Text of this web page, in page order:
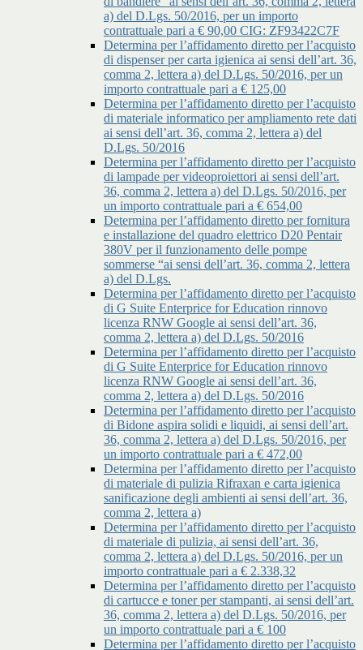
a) del D.Lgs. 50/2016, per un importo
contrattuale pari a € 90,00 CIG: ZF93422C7F
Determina per l’affidamento diretto per l’acquisto
di dispenser per carta igienica ai sensi dell’art. 36,
comma 2, lettera a) del D.Lgs. 50/2016, per un
importo contrattuale pari a € 125,00
Determina per l’affidamento diretto per l’acquisto
di materiale informatico per ampliamento rete dati
ai sensi dell’art. 36, comma 2, lettera a) del
D.Lgs. 50/2016
Determina per l’affidamento diretto per l’acquisto
di lampade per videoproiettori ai sensi dell’art.
36, comma 2, lettera a) del D.Lgs. 50/2016, per
un importo contrattuale pari a € 654,00
Determina per l’affidamento diretto per fornitura
e installazione del quadro elettrico D20 Pentair
380V per il funzionamento delle pompe
sommerse “ai sensi dell’art. 36, comma 2, lettera
a) del D.Lgs.
Determina per l’affidamento diretto per l’acquisto
di G Suite Enterprice for Education rinnovo
licenza RNW Google ai sensi dell’art. 36,
comma 2, lettera a) del D.Lgs. 50/2016
Determina per l’affidamento diretto per l’acquisto
di G Suite Enterprice for Education rinnovo
licenza RNW Google ai sensi dell’art. 36,
comma 2, lettera a) del D.Lgs. 50/2016
Determina per l’affidamento diretto per l’acquisto
di Bidone aspira solidi e liquidi, ai sensi dell’art.
36, comma 2, lettera a) del D.Lgs. 50/2016, per
un importo contrattuale pari a € 472,00
Determina per l’affidamento diretto per l’acquisto
di materiale di pulizia Rifraxan e carta igienica
sanificazione degli ambienti ai sensi dell’art. 36,
comma 2, lettera a)
Determina per l’affidamento diretto per l’acquisto
di materiale di pulizia, ai sensi dell’art. 36,
comma 2, lettera a) del D.Lgs. 50/2016, per un
importo contrattuale pari a € 2.338,32
Determina per l’affidamento diretto per l’acquisto
di cartucce e toner per stampanti, ai sensi dell’art.
36, comma 2, lettera a) del D.Lgs. 50/2016, per
un importo contrattuale pari a € 100
Determina per l’affidamento diretto per l’acquisto